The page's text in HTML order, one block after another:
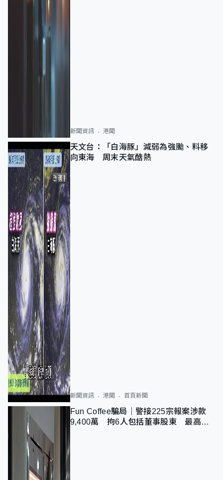
新聞資訊 港聞
天文台：「白海豚」減弱為強颱、料移
向東海 周末天氣酷熱
新聞資訊 港聞 首頁新聞
Fun Coffee騙局｜警接225宗報案涉款
9,400萬 拘6人包括董事股東 最高金